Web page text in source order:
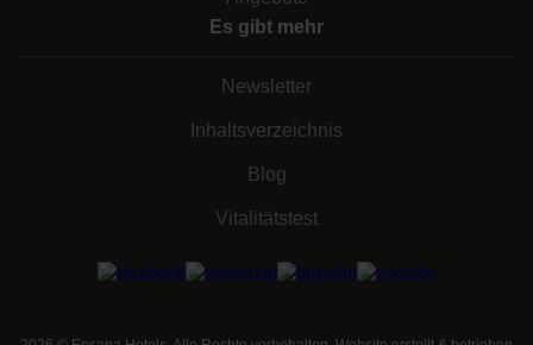
Es gibt mehr
Newsletter
Inhaltsverzeichnis
Blog
Vitalitätstest